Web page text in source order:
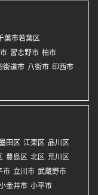
葉市若葉区
習志野市 柏市
街道市 八街市 印西市
田区 江東区 品川区
豊島区 北区 荒川区
市 立川市 武蔵野市
金井市 小平市